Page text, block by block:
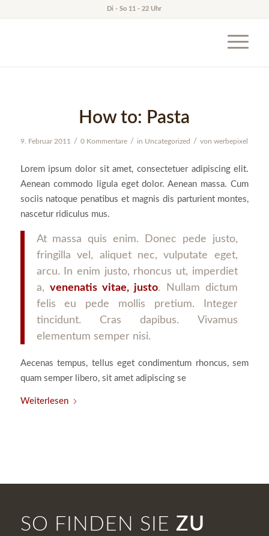
Di - So 11 - 22 Uhr
How to: Pasta
9. Februar 2011 / 0 Kommentare / in Uncategorized / vonwerbepixel
Lorem ipsum dolor sit amet, consectetuer adipiscing elit.
Aenean commodo ligula eget dolor. Aenean massa. Cum
sociis natoque penatibus et magnis dis parturient montes,
nascetur ridiculus mus.
At massa quis enim. Donec pede justo,
fringilla vel, aliquet nec, vulputate eget,
arcu. In enim justo, rhoncus ut, imperdiet
a, venenatis vitae, justo. Nullam dictum
felis eu pede mollis pretium. Integer
tincidunt. Cras dapibus. Vivamus
elementum semper nisi.
Aecenas tempus, tellus eget condimentum rhoncus, sem
quam semper libero, sit amet adipiscing se
Weiterlesen
SO FINDEN SIE ZU